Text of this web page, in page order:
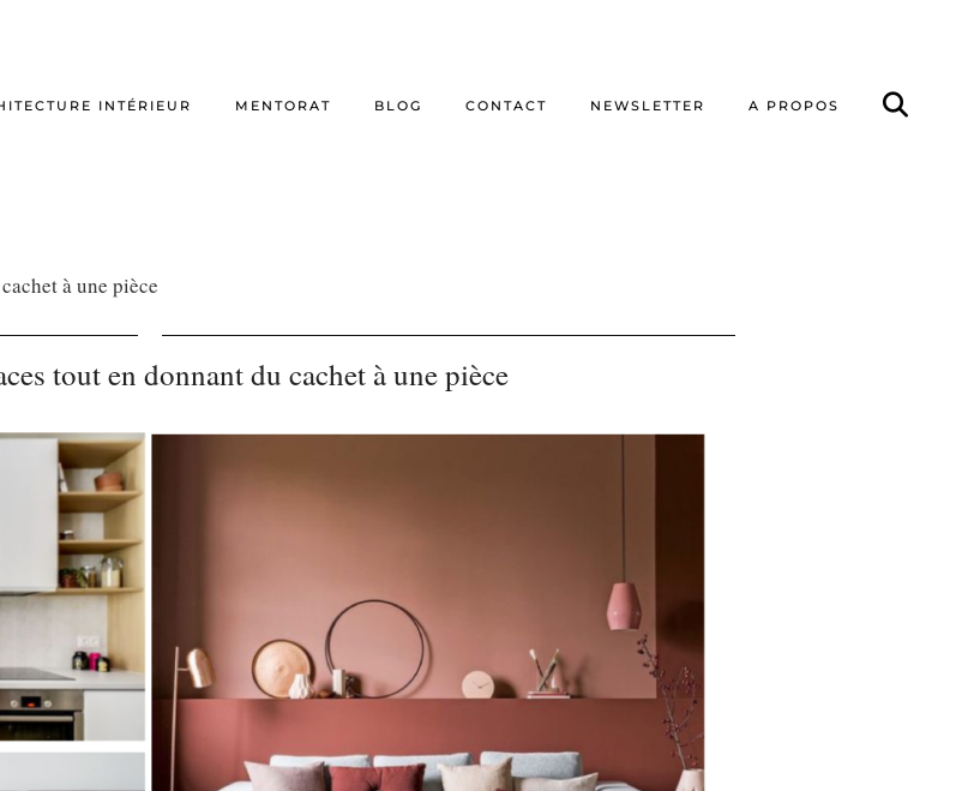
INTÉRIEUR MENTORAT BLOG CONTACT NEWSLETTER A PROPOS
à une pièce
tout en donnant du cachet à une pièce